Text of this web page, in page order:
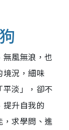
風無浪，也
境況，細味
平淡」，卻不
提升自我的
，求學問、進